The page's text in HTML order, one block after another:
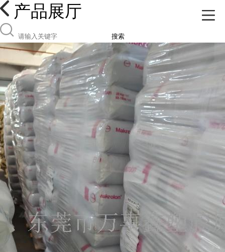
产品展厅
搜索